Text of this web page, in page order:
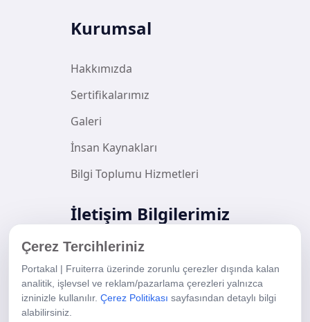
Kurumsal
Hakkımızda
Sertifikalarımız
Galeri
İnsan Kaynakları
Bilgi Toplumu Hizmetleri
İletişim Bilgilerimiz
Mansuroğlu Mah. Ankara Cad.No:81
K:19 D:125 Bayraklı Tower
Bayraklı/İzmir
Çerez Tercihleriniz
Portakal | Fruiterra üzerinde zorunlu çerezler dışında kalan
analitik, işlevsel ve reklam/pazarlama çerezleri yalnızca
izninizle kullanılır. Çerez Politikası sayfasından detaylı bilgi
alabilirsiniz.